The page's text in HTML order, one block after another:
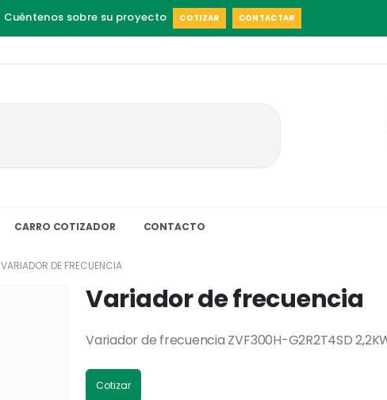
Cuéntenos sobre su proyecto COTIZAR CONTACTAR
CARRO COTIZADOR CONTACTO
VARIADOR DE FRECUENCIA
Variador de frecuencia
Variador de frecuencia ZVF300H-G2R2T4SD
Cotizar